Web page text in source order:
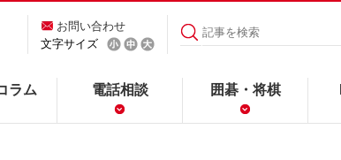
お問い合わせ
文字サイズ
ラム 電話相談 囲碁・将棋